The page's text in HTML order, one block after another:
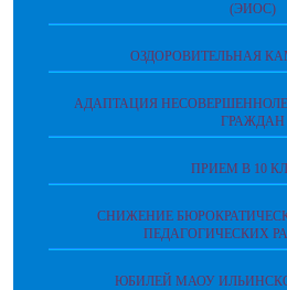
(ЭИОС)
ОЗДОРОВИТЕЛЬНАЯ
АДАПТАЦИЯ
ГРАЖДАН
ПРИЕМ В 10
СНИЖЕНИЕ
ПЕДАГОГИЧЕСКИХ
ЮБИЛЕЙ МАОУ